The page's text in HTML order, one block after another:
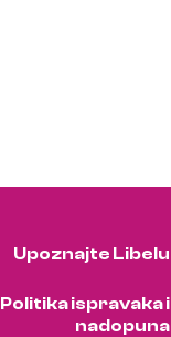
Upoznajte Libelu
Politika ispravaka i
nadopuna